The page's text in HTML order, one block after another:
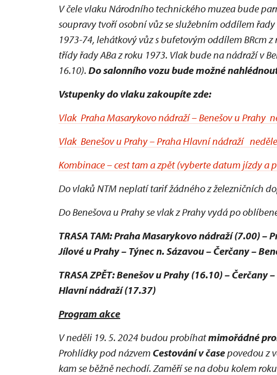
V čele vlaku Národního technického muzea bude
soupravy tvoří osobní vůz se služebním oddílem řady
1973-74, lehátkový vůz s bufetovým oddílem BRcm
třídy řady ABa z roku 1973. Vlak bude na nádraží v
16.10). Dosalonního vozu bude možné
Vstupenky do vlaku zakoupíte zde:
Vlak Praha Masarykovo nádraží – Benešov u Prahy
Vlak Benešov u Prahy – Praha Hlavní nádraží
Kombinace – cest tam a zpět (vyberte datum jízdy a
Do vlaků NTM neplatí tarif žádného z železničních
Do Benešova u Prahy se vlak z Prahy vydá po
TRASA TAM: Praha Masarykovo nádraží (7.00) –
Jílové u Prahy – Týnec n. Sázavou – Čerčany –
TRASA ZPĚT: Benešov u Prahy (16.10) – Čerčany
Hlavní nádraží (17.37)
Program akce
V neděli 19. 5. 2024 budou probíhatmimořádné
Prohlídky pod názvem Cestování v časepovedou z
kam se běžně nechodí. Zaměří se na dobu kolem